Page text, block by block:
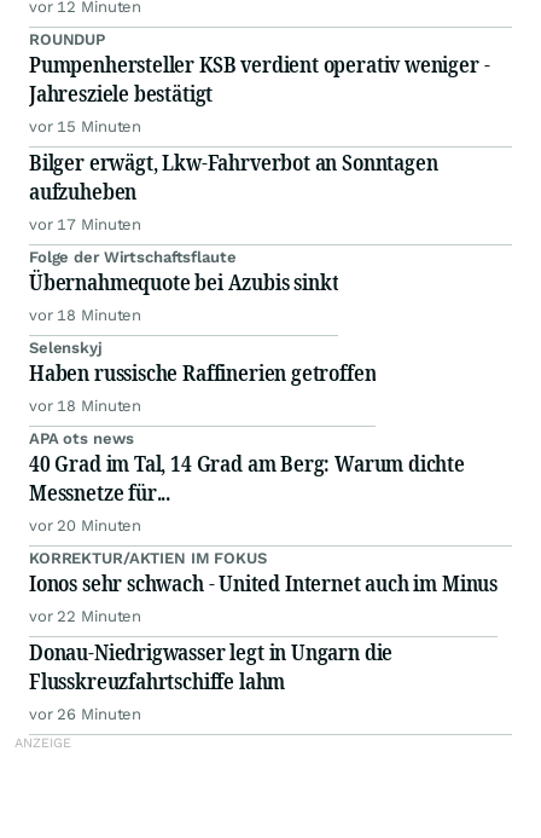
vor 12 Minuten
ROUNDUP
Pumpenhersteller KSB verdient operativ weniger -
Jahresziele bestätigt
vor 15 Minuten
Bilger erwägt, Lkw-Fahrverbot an Sonntagen
aufzuheben
vor 17 Minuten
Folge der Wirtschaftsflaute
Übernahmequote bei Azubis sinkt
vor 18 Minuten
Selenskyj
Haben russische Raffinerien getroffen
vor 18 Minuten
APA ots news
40 Grad im Tal, 14 Grad am Berg: Warum dichte
Messnetze für...
vor 20 Minuten
KORREKTUR/AKTIEN IM FOKUS
Ionos sehr schwach - United Internet auch im Minus
vor 22 Minuten
Donau-Niedrigwasser legt in Ungarn die
Flusskreuzfahrtschiffe lahm
vor 26 Minuten